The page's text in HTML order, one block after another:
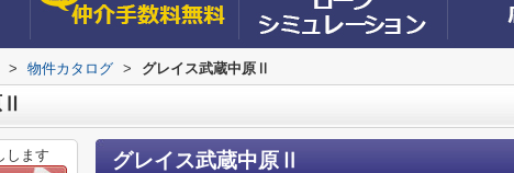
> 物件カタログ > グレイス武蔵中原Ⅱ
グレイス武蔵中原Ⅱ
します